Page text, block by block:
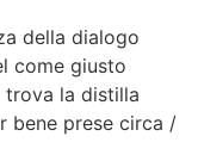
della dialogo
come giusto
la distilla
bene prese circa /